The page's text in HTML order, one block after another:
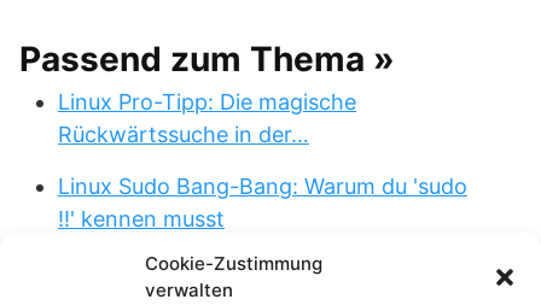
Passend zum Thema »
Linux Pro-Tipp: Die magische
Rückwärtssuche in der…
Linux Sudo Bang-Bang: Warum du 'sudo
!!' kennen musst
echo rm -rf: Der 4-Buchstaben-Trick, der
Cookie-Zustimmung
verwalten